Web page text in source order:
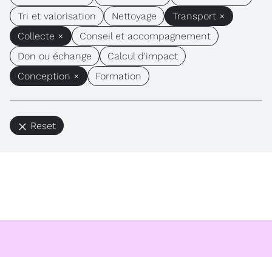
Tri et valorisation
Nettoyage
Transport ×
Collecte ×
Conseil et accompagnement
Don ou échange
Calcul d'impact
Conception ×
Formation
Reset